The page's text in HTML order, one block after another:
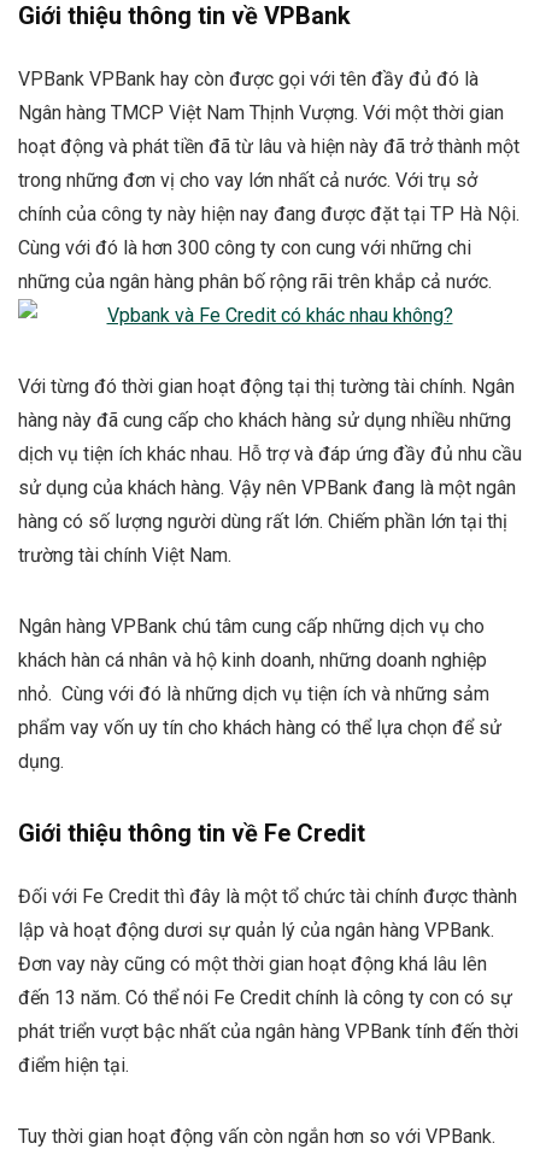
Giới thiệu thông tin về VPBank
VPBank VPBank hay còn được gọi với tên đầy đủ đó là
Ngân hàng TMCP Việt Nam Thịnh Vượng. Với một thời gian
hoạt động và phát tiền đã từ lâu và hiện này đã trở thành một
trong những đơn vị cho vay lớn nhất cả nước. Với trụ sở
chính của công ty này hiện nay đang được đặt tại TP Hà Nội.
Cùng với đó là hơn 300 công ty con cung với những chi
những của ngân hàng phân bố rộng rãi trên khắp cả nước.
Với từng đó thời gian hoạt động tại thị tường tài chính. Ngân
hàng này đã cung cấp cho khách hàng sử dụng nhiều những
dịch vụ tiện ích khác nhau. Hỗ trợ và đáp ứng đầy đủ nhu cầu
sử dụng của khách hàng. Vậy nên VPBank đang là một ngân
hàng có số lượng người dùng rất lớn. Chiếm phần lớn tại thị
trường tài chính Việt Nam.
Ngân hàng VPBank chú tâm cung cấp những dịch vụ cho
khách hàn cá nhân và hộ kinh doanh, những doanh nghiệp
nhỏ. Cùng với đó là những dịch vụ tiện ích và những sảm
phẩm vay vốn uy tín cho khách hàng có thể lựa chọn để sử
dụng.
Giới thiệu thông tin về Fe Credit
Đối với Fe Credit thì đây là một tổ chức tài chính được thành
lập và hoạt động dươi sự quản lý của ngân hàng VPBank.
Đơn vay này cũng có một thời gian hoạt động khá lâu lên
đến 13 năm. Có thể nói Fe Credit chính là công ty con có sự
phát triển vượt bậc nhất của ngân hàng VPBank tính đến thời
điểm hiện tại.
Tuy thời gian hoạt động vấn còn ngắn hơn so với VPBank.